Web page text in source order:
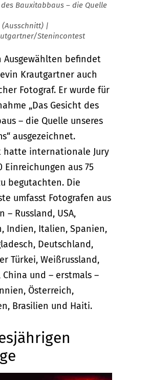
des Bauxitabbaus – die Quelle
|
Stenincontest
Ausgewählten befindet
Krautgartner auch
Fotograf. Er wurde für
„Das Gesicht des
– die Quelle unseres
ausgezeichnet.
hatte internationale Jury
Einreichungen aus 75
begutachten. Die
umfasst Fotografen aus
– Russland, USA,
Indien, Italien, Spanien,
Deutschland,
Türkei, Weißrussland,
China und – erstmals –
Österreich,
Brasilien und Haiti.